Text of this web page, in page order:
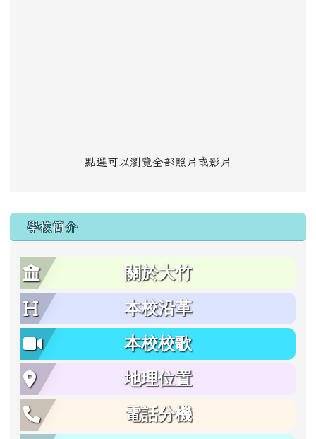
點選可以瀏覽全部照片或影片
學校簡介
關於大竹
本校沿革
本校校歌
地理位置
電話分機